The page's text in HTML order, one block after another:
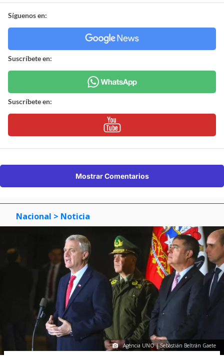
Síguenos en:
Suscríbete en:
Suscríbete en:
Mostrar Comentarios
Nacional > Noticia
Agencia UNO | Sebastián Beltrán Gaete